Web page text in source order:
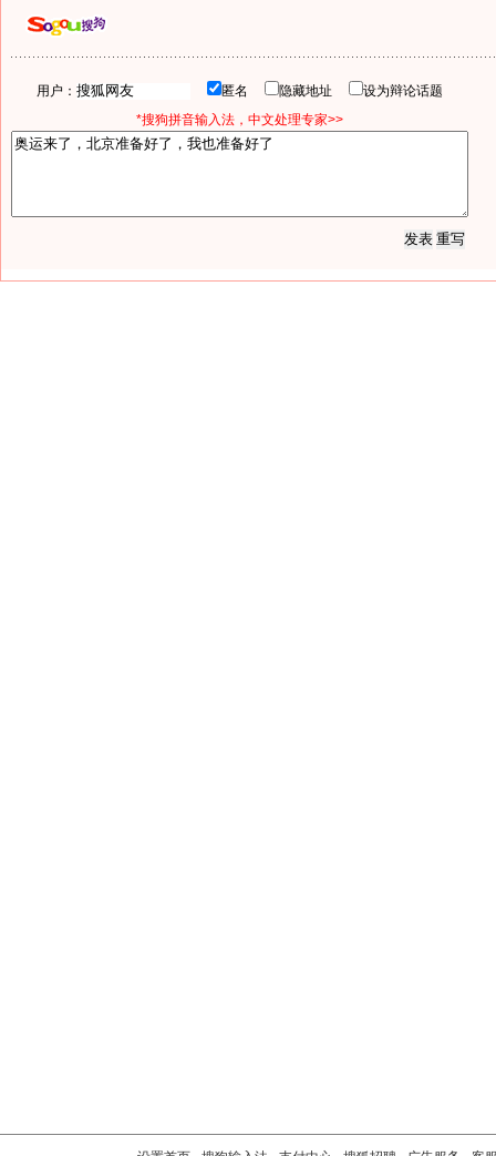
用户： 匿名 隐藏地址
设为辩论话题
*搜狗拼音输入法，中文处理专家>>